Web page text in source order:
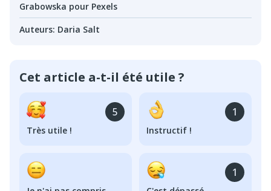
Grabowska pour Pexels
Auteurs: Daria Salt
Cet article a-t-il été utile ?
5
Très utile !
1
Instructif !
1